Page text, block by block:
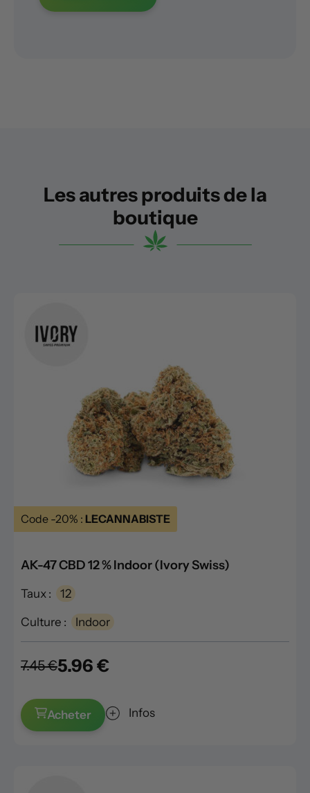
Les autres produits de la
boutique
Code -20% : LECANNABISTE
AK-47 CBD 12 % Indoor (Ivory Swiss)
Taux : 12
Culture : Indoor
7.45 €5.96 €
Acheter Infos